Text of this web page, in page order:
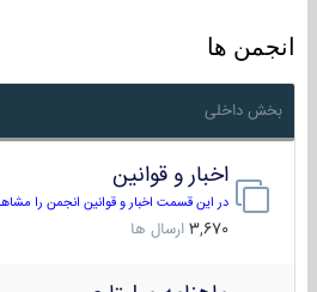
انجمن ها
بخش داخلی
اخبار و قوانین
در این قسمت اخبار و قوانین انجمن را
3,670 ارسال ها